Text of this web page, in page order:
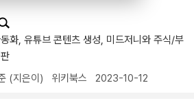
화, 유튜브 콘텐츠 생성, 미드저니와 주식/부
(지은이) 위키북스 2023-10-12